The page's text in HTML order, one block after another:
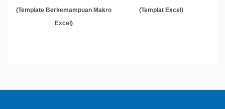
(Template Berkemampuan Makro
Excel)
(Templat Excel)